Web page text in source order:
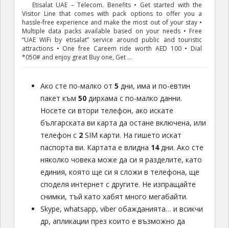
Etisalat UAE – Telecom. Benefits • Get started with the
Visitor Line that comes with pack options to offer you a
hassle-free experience and make the most out of your stay •
Multiple data packs available based on your needs • Free
“UAE WiFi by etisalat” service around public and touristic
attractions • One free Careem ride worth AED 100 • Dial
*050# and enjoy great Buy one, Get …
Ако сте по-малко от 5 дни, има и по-евтин
пакет към 50дирхама с по-малко данни.
Носете си втори телефон, ако искате
българската ви карта да остане включена, или
телефон с 2SIM карти. На гишето искат
паспорта ви. Картата е влидна 14дни. Ако сте
няколко човека може да си я разделите, като
единия, която ще си я сложи в телефона, ще
споделя интернет с другите. Не изпращайте
снимки, тъй като хабят много мегабайти.
Skype, whatsapp, viber обажданията… и всикчи
др, апликации през които е възможно да